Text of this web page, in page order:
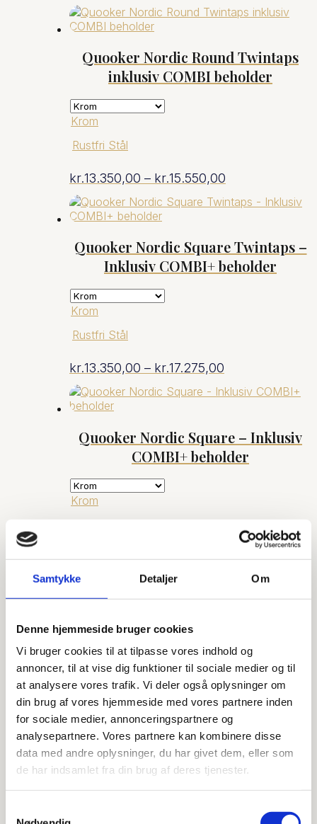
Samtykke Detaljer Om
Denne hjemmeside bruger cookies
Vi bruger cookies til at tilpasse vores indhold og
annoncer, til at vise dig funktioner til sociale medier og til
at analysere vores trafik. Vi deler også oplysninger om
din brug af vores hjemmeside med vores partnere inden
for sociale medier, annonceringspartnere og
analysepartnere. Vores partnere kan kombinere disse
data med andre oplysninger, du har givet dem, eller som
de har indsamlet fra din brug af deres tjenester.
kr.13.350,00
til
kr.15.550,00
Quooker Nordic Round Twintaps
inklusiv COMBI beholder
Krom
Rustfri Stål
kr.13.350,00 – kr.15.550,00
kr.13.350,00
til
kr.15.550,00
Quooker Nordic Square Twintaps –
Inklusiv COMBI+ beholder
Krom
Rustfri Stål
kr.13.350,00 – kr.17.275,00
kr.13.350,00
til
kr.17.275,00
Quooker Nordic Square – Inklusiv
COMBI+ beholder
Krom
kr.10.400,00 – kr.12.400,00Prisinterval:
kr.12.400,00
Quooker Nordic Square – Inklusiv
COMBI beholder
Krom
Rustfri Stål
kr.10.400,00 – kr. 12.400,00 Prisinterval: